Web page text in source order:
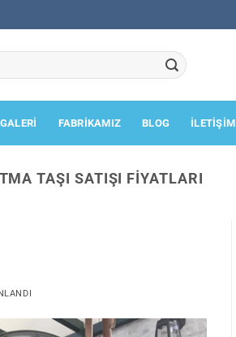
GALERİ FABRİKAMIZ BLOG İLETİŞİM
TAŞI SATIŞI FIYATLARI